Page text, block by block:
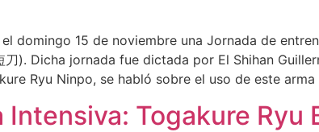
domingo 15 de noviembre una Jornada de
刀). Dicha jornada fue dictada por El Shihan
Ryu Ninpo, se habló sobre el uso de este
Intensiva: Togakure Ryu